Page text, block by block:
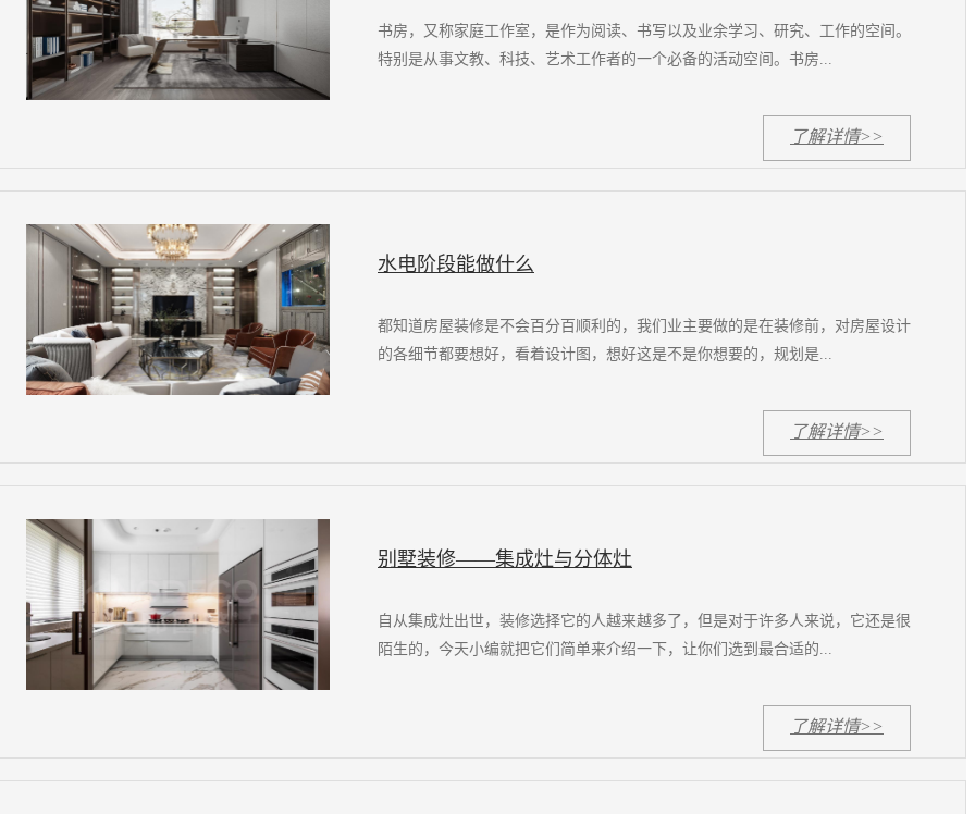
书房，又称家庭工作室，是作为阅读、书写以及业余学习、研究、工作的空间。
特别是从事文教、科技、艺术工作者的一个必备的活动空间。书房...
了解详情>>
水电阶段能做什么
都知道房屋装修是不会百分百顺利的，我们业主要做的是在装修前，对房屋设计
的各细节都要想好，看着设计图，想好这是不是你想要的，规划是...
了解详情>>
别墅装修——集成灶与分体灶
自从集成灶出世，装修选择它的人越来越多了，但是对于许多人来说，它还是很
陌生的，今天小编就把它们简单来介绍一下，让你们选到最合适的...
了解详情>>